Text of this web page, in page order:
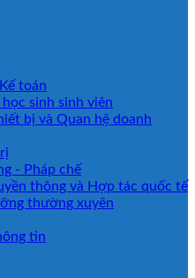
toán
sinh sinh viên
bị và Quan hệ doanh
- Pháp chế
thông và Hợp tác quốc tế
thường xuyên
tin